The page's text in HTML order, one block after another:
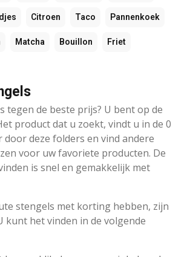
Citroen Taco Pannenkoek
Matcha Bouillon Friet
tegen de beste prijs? U bent op de
product dat u zoekt, vindt u in de 0
door deze folders en vind andere
voor uw favoriete producten. De
is snel en gemakkelijk met
stengels met korting hebben, zijn
kunt het vinden in de volgende